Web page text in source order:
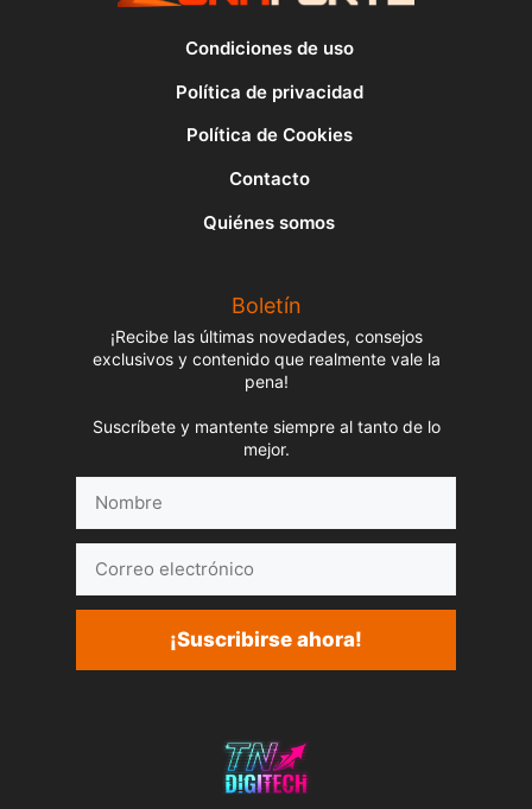
Condiciones de uso
Política de privacidad
Política de Cookies
Contacto
Quiénes somos
Boletín
¡Recibe las últimas novedades, consejos
exclusivos y contenido que realmente vale la
pena!
Suscríbete y mantente siempre al tanto de lo
mejor.
electrónico
¡Suscribirse ahora!